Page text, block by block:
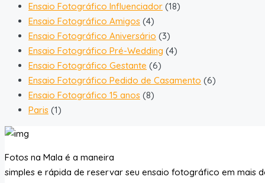
Ensaio Fotográfico Influenciador (18)
Ensaio Fotográfico Amigos (4)
Ensaio Fotográfico Aniversário (3)
Ensaio Fotográfico Pré-Wedding (4)
Ensaio Fotográfico Gestante (6)
Ensaio Fotográfico Pedido de Casamento (6)
Ensaio Fotográfico 15 anos (8)
Paris (1)
Fotos na Mala é a maneira
simples e rápida de reservar seu ensaio fotográfico em mais